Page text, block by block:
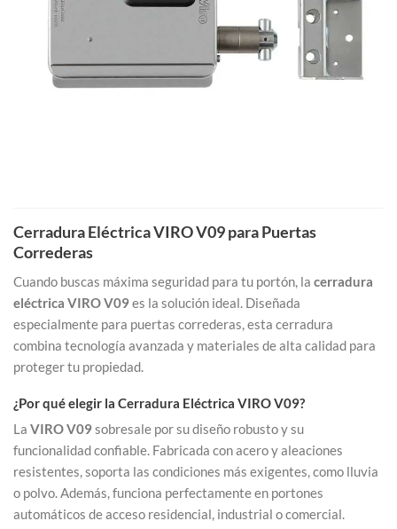
Cerradura Eléctrica VIRO V09 para Puertas
Correderas
Cuando buscas máxima seguridad para tu portón, la cerradura
eléctrica VIRO V09es la solución ideal. Diseñada
especialmente para puertas correderas, esta cerradura
combina tecnología avanzada y materiales de alta calidad para
proteger tu propiedad.
¿Por qué elegir la Cerradura Eléctrica VIRO V09?
La VIRO V09sobresale por su diseño robusto y su
funcionalidad confiable. Fabricada con acero y aleaciones
resistentes, soporta las condiciones más exigentes, como lluvia
o polvo. Además, funciona perfectamente en portones
automáticos de acceso residencial, industrial o comercial.